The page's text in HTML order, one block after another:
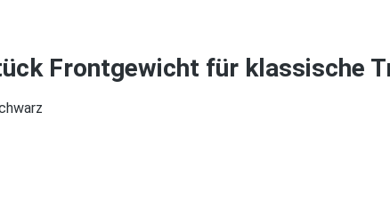
Frontgewicht für klassische